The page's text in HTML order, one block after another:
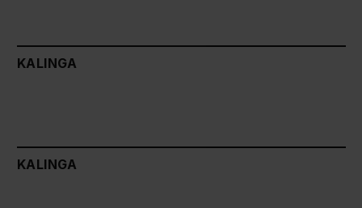
KALINGA
KALINGA